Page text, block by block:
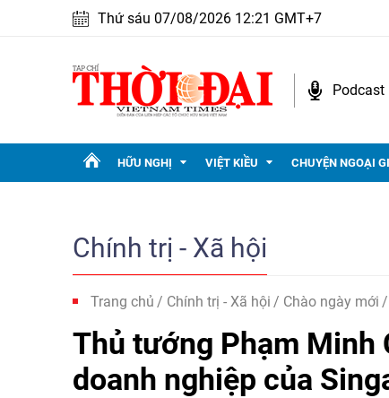
Thứ sáu 07/08/2026 12:21 GMT+7
Podcast
HỮU NGHỊ VIỆT KIỀU CHUYỆN NGOẠI
Chính trị - Xã hội
Trang chủ Chính trị - Xã hội Chào ngày mới
Thủ tướng Phạm Minh
doanh nghiệp của